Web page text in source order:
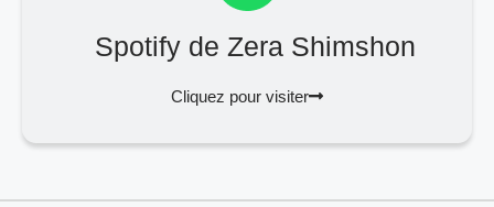
Spotify de Zera Shimshon
Cliquez pour visiter